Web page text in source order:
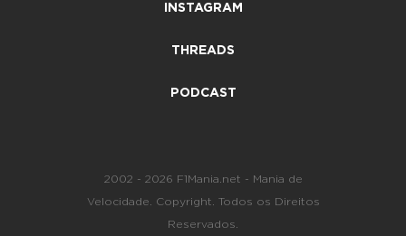
INSTAGRAM
THREADS
PODCAST
2002 - 2026 F1Mania.net - Mania de
Velocidade. Copyright. Todos os Direitos
Reservados.